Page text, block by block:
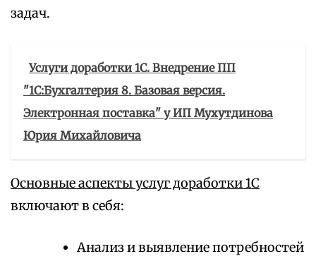
задач.
Услуги доработки 1С. Внедрение ПП
"1С:Бухгалтерия 8. Базовая версия.
Электронная поставка" у ИП Мухутдинова
Юрия Михайловича
Основные аспекты услуг доработки 1С
включают в себя:
Анализ и выявление потребностей